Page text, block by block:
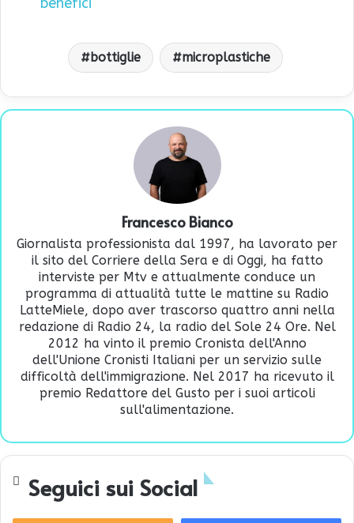
bottiglie microplastiche
Francesco Bianco
Giornalista professionista dal 1997, ha lavorato per
il sito del Corriere della Sera e di Oggi, ha fatto
interviste per Mtv e attualmente conduce un
programma di attualità tutte le mattine su Radio
LatteMiele, dopo aver trascorso quattro anni nella
redazione di Radio 24, la radio del Sole 24 Ore. Nel
2012 ha vinto il premio Cronista dell'Anno
dell'Unione Cronisti Italiani per un servizio sulle
difficoltà dell'immigrazione. Nel 2017 ha ricevuto il
premio Redattore del Gusto per i suoi articoli
sull'alimentazione.
Seguici sui Social